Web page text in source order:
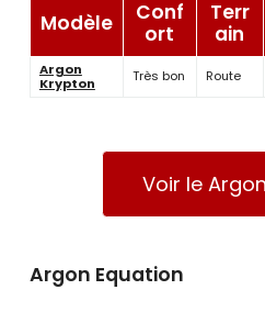
Modèle
Conf
ort
Terr
ain
Argon
Krypton
Très bon Route
Voir le
Argon Equation